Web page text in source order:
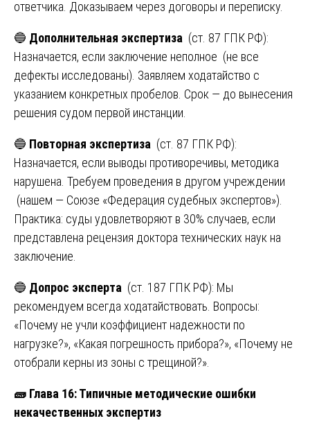
ответчика. Доказываем через договоры и переписку.
🔵 Дополнительная экспертиза (ст. 87 ГПК РФ):
Назначается, если заключение неполное (не все
дефекты исследованы). Заявляем ходатайство с
указанием конкретных пробелов. Срок — до вынесения
решения судом первой инстанции.
🔵 Повторная экспертиза (ст. 87 ГПК РФ):
Назначается, если выводы противоречивы, методика
нарушена. Требуем проведения в другом учреждении
(нашем — Союзе «Федерация судебных экспертов»).
Практика: суды удовлетворяют в 30% случаев, если
представлена рецензия доктора технических наук на
заключение.
🔵 Допрос эксперта (ст. 187 ГПК РФ): Мы
рекомендуем всегда ходатайствовать. Вопросы:
«Почему не учли коэффициент надежности по
нагрузке?», «Какая погрешность прибора?», «Почему не
отобрали керны из зоны с трещиной?».
🧱 Глава 16: Типичные методические ошибки
некачественных экспертиз